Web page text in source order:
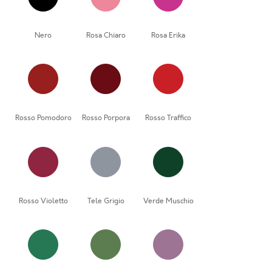
Nero Rosa Chiaro Rosa Erika
Rosso Pomodoro Rosso Porpora Rosso Traffico
Rosso Violetto Tele Grigio Verde Muschio